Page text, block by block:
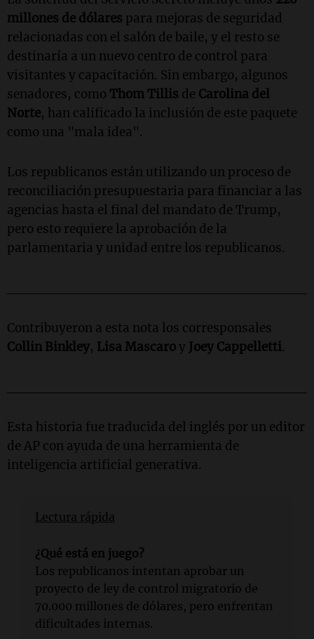
millones de dólares para mejoras de seguridad
relacionadas con el salón de baile, y el resto se
destinaría a un nuevo centro de control para
visitantes y capacitación. Sin embargo, algunos
senadores, como Thom Tillis de Carolina del
Norte, han calificado la inclusión de este paquete
como una "mala idea".
Los republicanos están utilizando un proceso de
reconciliación presupuestaria para financiar a las
agencias hasta el final del mandato de Trump,
pero esto requiere la aprobación de la
parlamentaria y unidad entre los republicanos.
Contribuyeron a esta nota los corresponsales
Collin Binkley, Lisa Mascaroy Joey Cappelletti.
Esta historia fue traducida del inglés por un editor
de AP con ayuda de una herramienta de
inteligencia artificial generativa.
Lectura rápida
¿Qué está en juego?
Los republicanos intentan aprobar un
proyecto de ley de control migratorio de
70.000 millones de dólares, pero enfrentan
dificultades internas.